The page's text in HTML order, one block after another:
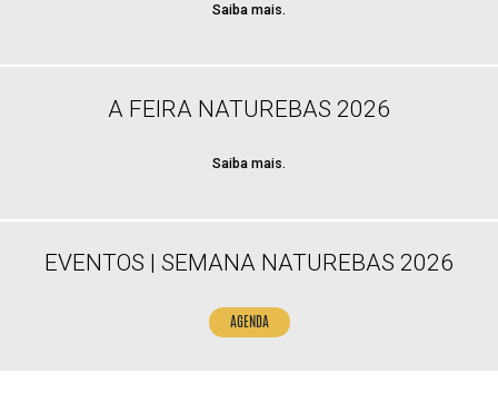
Saiba mais.
A FEIRA NATUREBAS 2026
Saiba mais.
EVENTOS | SEMANA NATUREBAS 2026
AGENDA